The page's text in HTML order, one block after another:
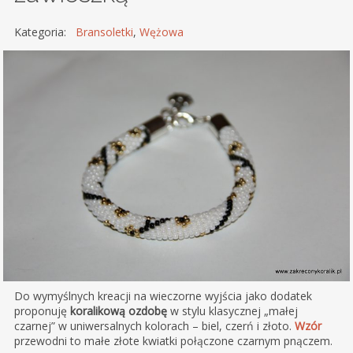
Kategoria: Bransoletki, Wężowa
Do wymyślnych kreacji na wieczorne wyjścia jako dodatek
proponuję koralikową ozdobęw stylu klasycznej „małej
czarnej” w uniwersalnych kolorach – biel, czerń i złoto. Wzór
przewodni to małe złote kwiatki połączone czarnym pnączem.